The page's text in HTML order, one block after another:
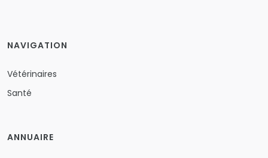
NAVIGATION
Vétérinaires
Santé
ANNUAIRE